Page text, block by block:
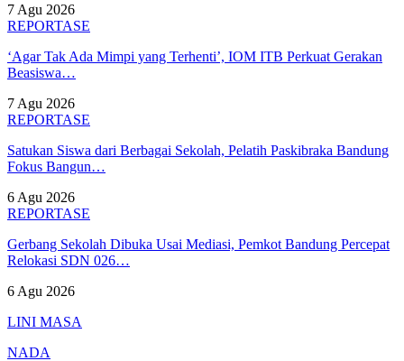
7 Agu 2026
REPORTASE
‘Agar Tak Ada Mimpi yang Terhenti’, IOM ITB Perkuat Gerakan
Beasiswa…
7 Agu 2026
REPORTASE
Satukan Siswa dari Berbagai Sekolah, Pelatih Paskibraka Bandung
Fokus Bangun…
6 Agu 2026
REPORTASE
Gerbang Sekolah Dibuka Usai Mediasi, Pemkot Bandung Percepat
Relokasi SDN 026…
6 Agu 2026
LINI MASA
NADA